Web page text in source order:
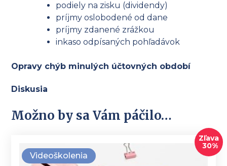
podiely na zisku (dividendy)
príjmy oslobodené od dane
príjmy zdanené zrážkou
inkaso odpísaných pohľadávok
Opravy chýb minulých účtovných období
Diskusia
Možno by sa Vám páčilo…
Videoškolenia
Zľava
30%